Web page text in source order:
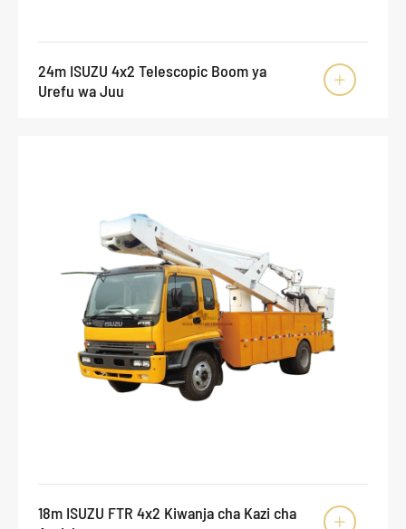
24m ISUZU 4x2 Telescopic Boom ya
Urefu wa Juu

18m ISUZU FTR 4x2 Kiwanja cha Kazi cha
